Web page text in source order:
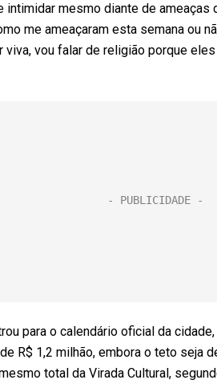
intimidar mesmo diante de
me ameaçaram esta semana ou
viva, vou falar de religião porque
para o calendário oficial da
R$ 1,2 milhão, embora o teto seja
total da Virada Cultural,